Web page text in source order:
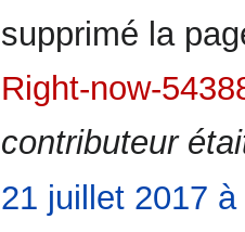
supprimé la
Right-now-
contributeur
21 juillet 2017 à